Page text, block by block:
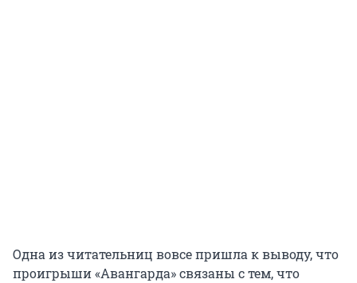
Одна из читательниц вовсе пришла к выводу, что
проигрыши «Авангарда» связаны с тем, что